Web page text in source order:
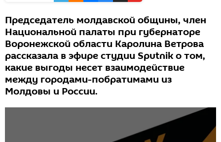
Председатель молдавской общины, член
Национальной палаты при губернаторе
Воронежской области Каролина Ветрова
рассказала в эфире студии Sputnik о том,
какие выгоды несет взаимодействие
между городами-побратимами из
Молдовы и России.